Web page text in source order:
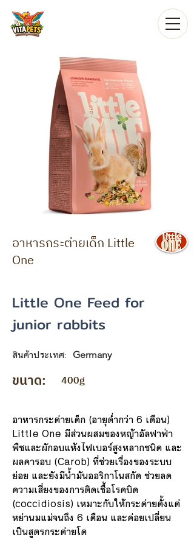
อาหารกระต่ายเด็ก Little
One
Little One Feed for
junior rabbits
สินค้าประเทศ: Germany
ขนาด: 400g
อาหารกระต่ายเด็ก (อายุต่ำกว่า 6 เดือน)
Little One มีส่วนผสมของหญ้าอัลฟาฟ่า
พืชและผักอบแห้งไฟเบอร์สูงหลากชนิด และ
ผลคารอบ (Carob) ที่ช่วยเรื่องของระบบ
ย่อย และยังมีน้ำมันออริกาโนสกัด ช่วยลด
ความเสี่ยงของการติดเชื้่อโรคบิด
(coccidiosis) เหมาะกับให้กระต่ายตั้งแต่
หย่านมแม่จนถึง 6 เดือน และค่อยเปลี่ยน
เป็นสูตรกระต่ายโต